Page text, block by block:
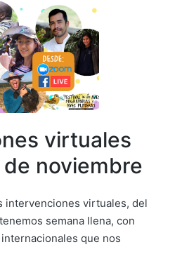
virtuales
de noviembre
intervenciones virtuales, del
semana llena, con
que nos